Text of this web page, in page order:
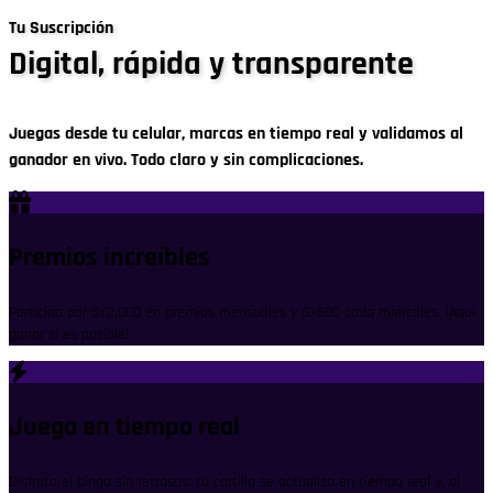
Tu Suscripción
Digital, rápida y transparente
Juegas desde tu celular, marcas en tiempo real y validamos al
ganador en vivo. Todo claro y sin complicaciones.
Premios increíbles
Participa por S/2,000 en premios mensuales y S/500 cada miércoles. ¡Aquí
ganar sí es posible!
Juega en tiempo real
Disfruta el bingo sin retrasos: tu cartilla se actualiza en tiempo real y, al